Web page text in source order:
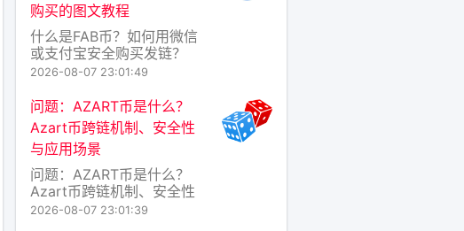
的MVP币空投活动引起了不
少讨论。那么，MVP币到底
好不好？普
购买的图文教程
什么是FAB币？如何用微信
或支付宝安全购买发链？
——安全购买图文教程 随着
多的人开始接触数字货币。
除了比特币、以太坊等主流
币种，一些新兴项目也逐渐
进入大众视野，其中就包括
FAB币（即发链的原生代
币）。本文将为你介绍FAB
币的基本概念
2026-08-07 23:01:49
问题：AZART币是什么？
Azart币跨链机制、安全性
与应用场景
问题：AZART币是什么？
Azart币跨链机制、安全性
与应用场景 在区块链世界日
2026-08-07 23:01:39